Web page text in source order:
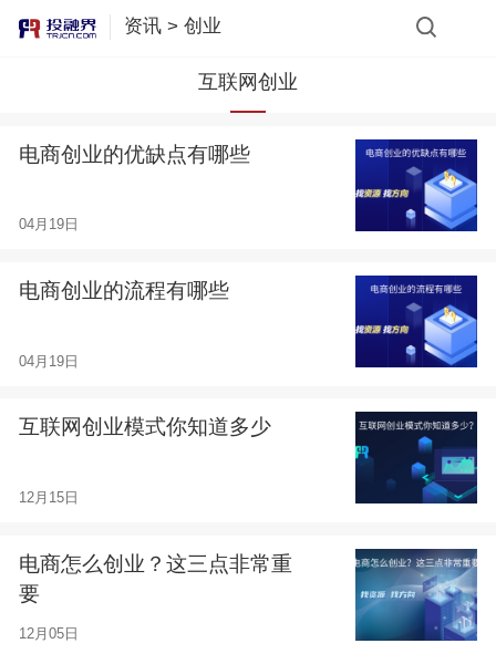
资讯> 创业
互联网创业
电商创业的优缺点有哪些
04月19日
电商创业的流程有哪些
04月19日
互联网创业模式你知道多少
12月15日
电商怎么创业？这三点非常重
要
12月05日